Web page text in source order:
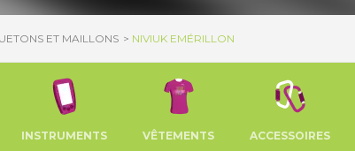
ET MAILLONS NIVIUK EMÉRILLON
INSTRUMENTS VÊTEMENTS ACCESSOIRES